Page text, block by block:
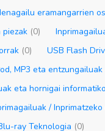
eramangarrien
piezak (0)
(0) USB Flash
MP3 eta entzungailuak
eta hornigai
/
ray Teknologia (0)